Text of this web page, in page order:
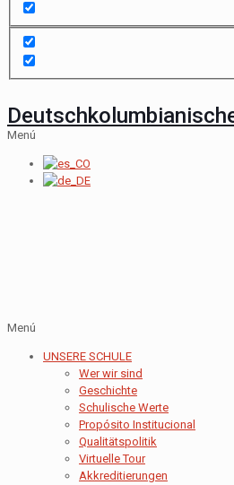
Menú
Menú
UNSERE SCHULE
Wer wir sind
Geschichte
Schulische Werte
Propósito Institucional
Qualitätspolitik
Virtuelle Tour
Akkreditierungen